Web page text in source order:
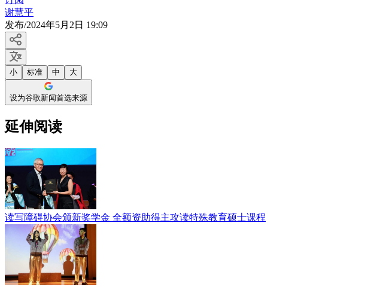
谢慧平
发布/2024年5月2日 19:09
小 标准 中 大
设为谷歌新闻首选来源
延伸阅读
读写障碍协会颁新奖学金 全额资助得主攻读特殊教育硕士课程